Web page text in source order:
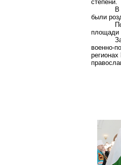
степени.
В
были
площади
военно-